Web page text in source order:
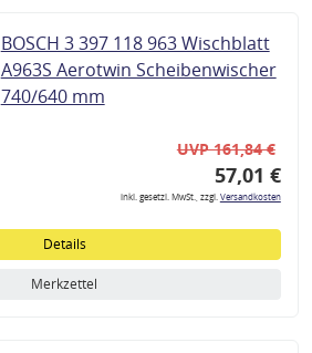
BOSCH 3 397 118 963 Wischblatt
A963S Aerotwin Scheibenwischer
740/640 mm
UVP 161,84 €
57,01 €
inkl. gesetzl. MwSt., zzgl.Versandkosten
Details
Merkzettel